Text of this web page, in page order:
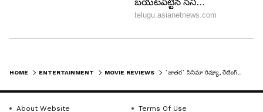
ఆసక్తికరంగా, ఉత్కంఠభరితంగా, ఎంగేజింగ్‌గా
HOME ENTERTAINMENT MOVIE REVIEWS
About Website
Terms Of Use